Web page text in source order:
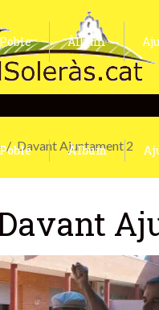
Àlbum
Àlbum
Davant Ajuntament 2